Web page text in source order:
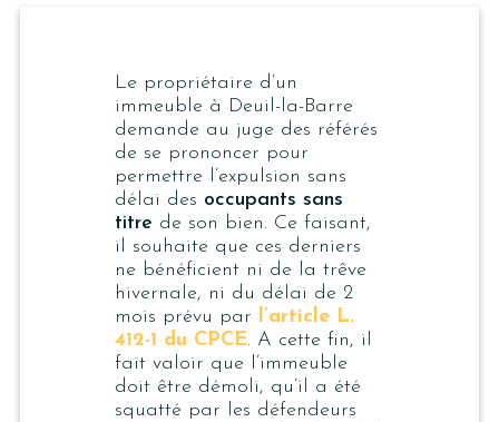
Le propriétaire d’un
immeuble à Deuil-la-Barre
demande au juge des référés
de se prononcer pour
permettre l’expulsion sans
délai des occupants sans
titre de son bien. Ce faisant,
il souhaite que ces derniers
ne bénéficient ni de la trêve
hivernale, ni du délai de 2
mois prévu par l’article L.
412-1 du CPCE. A cette fin, il
fait valoir que l’immeuble
doit être démoli, qu’il a été
squatté par les défendeurs